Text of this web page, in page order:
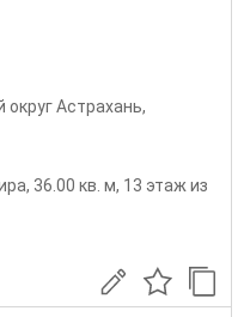
округ Астрахань,
36.00 кв. м, 13 этаж из